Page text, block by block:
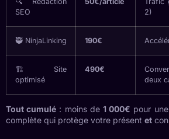
SEO
2)
🥷 NinjaLinking 190€
🏗️ Site
optimisé
490€
deux
Tout cumulé : moins de1 000€ pour
complète qui protège votre présent et